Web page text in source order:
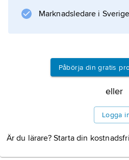
2–5 cm i diameter, tunt
Information om
Marknadsledare i
Påbörja din gratis
eller
Logga
Är du lärare? Starta din